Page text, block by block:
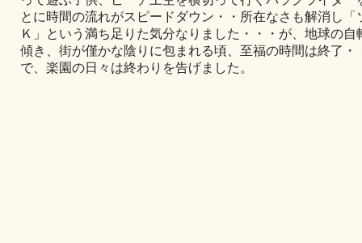
とに時間の流れがスピードダウン・・所在なさも解消し
Ｋ」という満ち足りた気分なりました・・・が、地球の
傾き、街が僅かな陰りに包まれる頃、至福の時間は終了
で、楽園の日々は終わりを告げました。